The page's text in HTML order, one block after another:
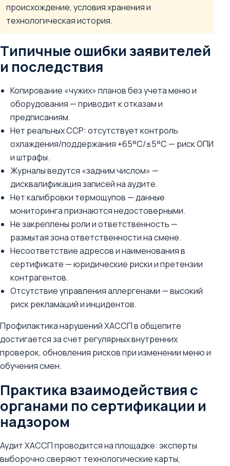
происхождение, условия хранения и
технологическая история.
Типичные ошибки заявителей
и последствия
Копирование «чужих» планов без учета меню и
оборудования — приводит к отказам и
предписаниям.
Нет реальных CCP: отсутствует контроль
охлаждения/поддержания +65°C/≤5°C — риск ОПИ
и штрафы.
Журналы ведутся «задним числом» —
дисквалификация записей на аудите.
Нет калибровки термощупов — данные
мониторинга признаются недостоверными.
Не закреплены роли и ответственность —
размытая зона ответственности на смене.
Несоответствие адресов и наименования в
сертификате — юридические риски и претензии
контрагентов.
Отсутствие управления аллергенами — высокий
риск рекламаций и инцидентов.
Профилактика нарушений ХАССП в общепите
достигается за счет регулярных внутренних
проверок, обновления рисков при изменении меню и
обучения смен.
Практика взаимодействия с
органами по сертификации и
надзором
Аудит ХАССП проводится на площадке: эксперты
выборочно сверяют технологические карты,